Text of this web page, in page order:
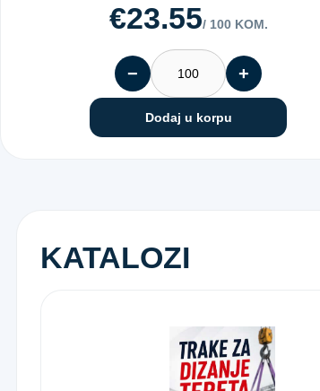
€23.55/ 100 KOM.
− +
Dodaj u korpu
KATALOZI